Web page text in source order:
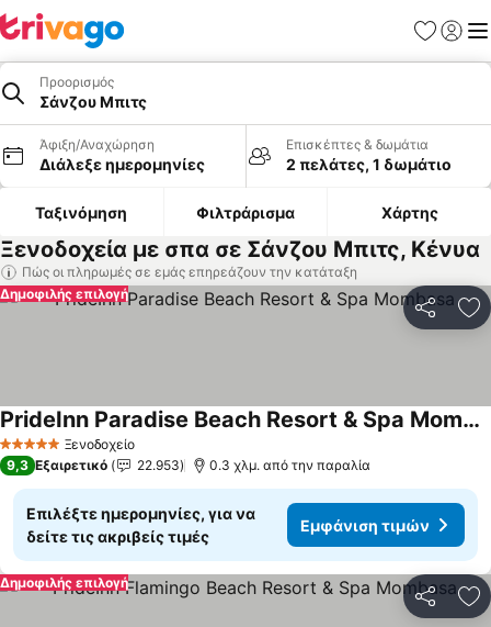
Προορισμός
Σάνζου Μπιτς
Άφιξη/Αναχώρηση
Διάλεξε ημερομηνίες
Επισκέπτες & δωμάτια
2 πελάτες, 1 δωμάτιο
Ταξινόμηση Φιλτράρισμα Χάρτης
Ξενοδοχεία με σπα σε Σάνζου Μπιτς, Κένυα
Πώς οι πληρωμές σε εμάς επηρεάζουν την κατάταξη
Δημοφιλής επιλογή
5 Αστέρια Ξενοδοχείο
PrideInn Paradise Beach Resort & Spa Mombasa
9,3 Εξαιρετικό 22.953 0.3 χλμ. από την παραλία
Επιλέξτε ημερομηνίες, για να
δείτε τις ακριβείς τιμές
Εμφάνιση τιμών
Δημοφιλής επιλογή